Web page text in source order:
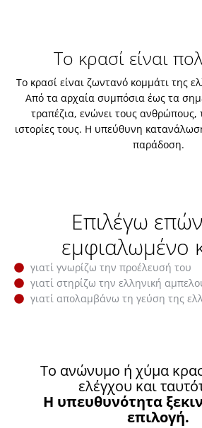
Το κρασί είναι
Το κρασί είναι ζωντανό κομμάτι της
Από τα αρχαία συμπόσια έως τα
τραπέζια, ενώνει τους ανθρώπους,
ιστορίες τους. Η υπεύθυνη
παράδοση.
Επιλέγω
εμφιαλωμένο
γιατί γνωρίζω την προέλευσή του
γιατί στηρίζω την ελληνική
γιατί απολαμβάνω τη γεύση της
Το ανώνυμο ή χύμα
ελέγχου και
Η υπευθυνότητα
επιλογή.